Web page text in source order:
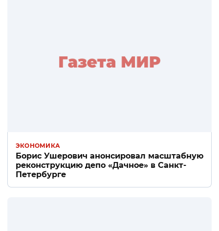
ЭКОНОМИКА
Борис Ушерович анонсировал масштабную
реконструкцию депо «Дачное» в Санкт-
Петербурге